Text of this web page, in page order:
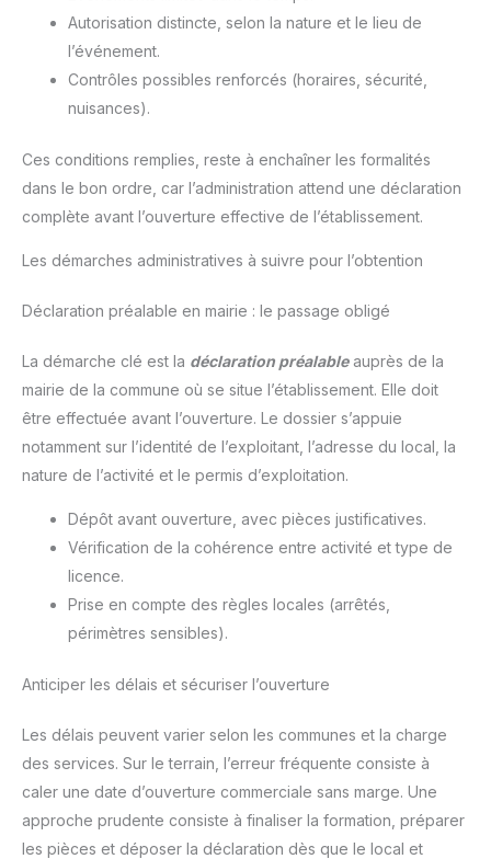
Autorisation distincte, selon la nature et le lieu de
l’événement.
Contrôles possibles renforcés (horaires, sécurité,
nuisances).
Ces conditions remplies, reste à enchaîner les formalités
dans le bon ordre, car l’administration attend une déclaration
complète avant l’ouverture effective de l’établissement.
Les démarches administratives à suivre pour l’obtention
Déclaration préalable en mairie : le passage obligé
La démarche clé est la déclaration préalableauprès de la
mairie de la commune où se situe l’établissement. Elle doit
être effectuée avant l’ouverture. Le dossier s’appuie
notamment sur l’identité de l’exploitant, l’adresse du local, la
nature de l’activité et le permis d’exploitation.
Dépôt avant ouverture, avec pièces justificatives.
Vérification de la cohérence entre activité et type de
licence.
Prise en compte des règles locales (arrêtés,
périmètres sensibles).
Anticiper les délais et sécuriser l’ouverture
Les délais peuvent varier selon les communes et la charge
des services. Sur le terrain, l’erreur fréquente consiste à
caler une date d’ouverture commerciale sans marge. Une
approche prudente consiste à finaliser la formation, préparer
les pièces et déposer la déclaration dès que le local et